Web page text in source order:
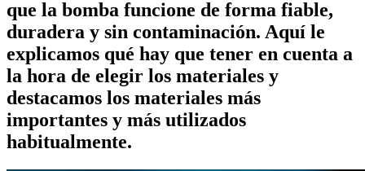
que la bomba funcione de forma fiable,
duradera y sin contaminación. Aquí le
explicamos qué hay que tener en cuenta a
la hora de elegir los materiales y
destacamos los materiales más
importantes y más utilizados
habitualmente.